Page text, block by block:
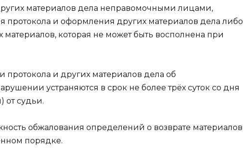
материалов дела неправомочными лицами,
протокола и оформления других материалов дела либо
которая не может быть восполнена при
протокола и других материалов дела об
устраняются в срок не более трёх суток со дня
от судьи.
обжалования определений о возврате материалов
порядке.